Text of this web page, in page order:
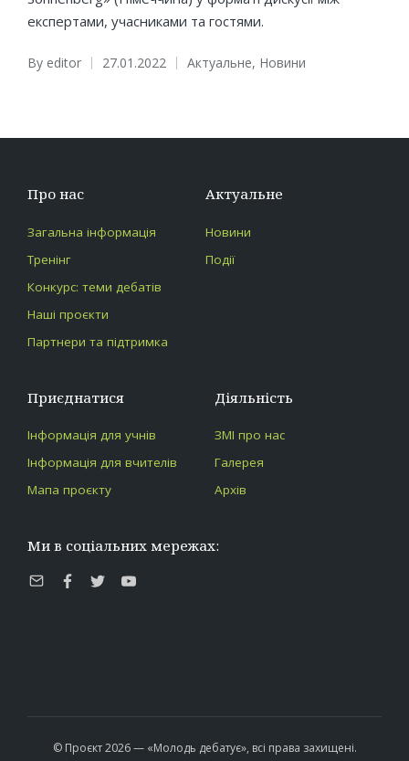
експертами, учасниками та гостями.
Posted
By editor 27.01.2022
Posted
Актуальне, Новини
Про нас
Загальна інформація
Тренінг
Конкурс: теми дебатів
Наші проєкти
Партнери та підтримка
Актуальне
Новини
Події
Приєднатися
Інформація для учнів
Інформація для вчителів
Мапа проєкту
Діяльність
ЗМІ про нас
Галерея
Архів
Ми в соціальних мережах:
E-
Facebook
TwitterYoutube
© Проєкт 2026 — «Молодь дебатує», всі права захищені.